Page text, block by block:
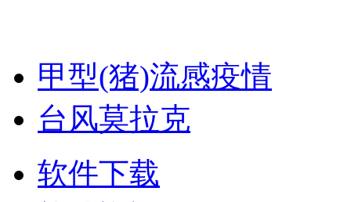
甲型(猪)流感疫情
台风莫拉克
软件下载